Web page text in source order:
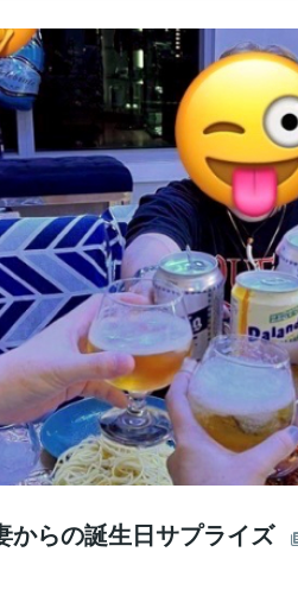
からの誕生日サプライズ